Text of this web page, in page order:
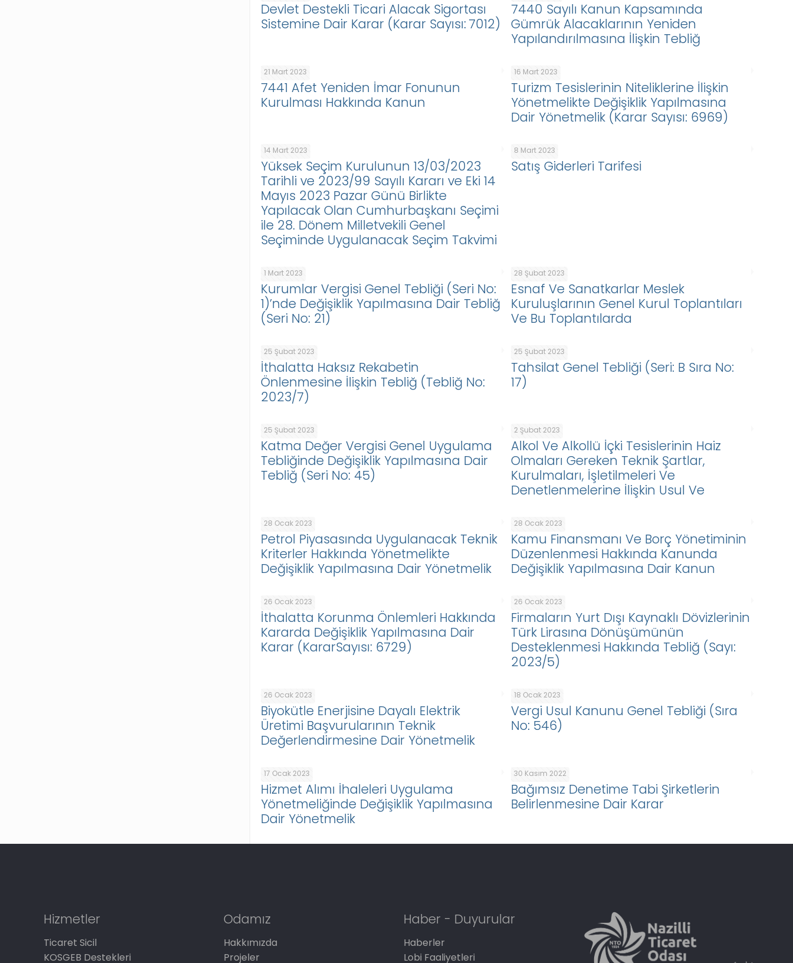
Devlet Destekli Ticari Alacak Sigortası
Sistemine Dair Karar (Karar Sayısı: 7012)
7440 Sayılı Kanun Kapsamında
Gümrük Alacaklarının Yeniden
Yapılandırılmasına İlişkin Tebliğ
21 Mart 2023
7441 Afet Yeniden İmar Fonunun
Kurulması Hakkında Kanun
16 Mart 2023
Turizm Tesislerinin Niteliklerine İlişkin
Yönetmelikte Değişiklik Yapılmasına
Dair Yönetmelik (Karar Sayısı: 6969)
14 Mart 2023
Yüksek Seçim Kurulunun 13/03/2023
Tarihli ve 2023/99 Sayılı Kararı ve Eki 14
Mayıs 2023 Pazar Günü Birlikte
Yapılacak Olan Cumhurbaşkanı Seçimi
ile 28. Dönem Milletvekili Genel
Seçiminde Uygulanacak Seçim Takvimi
8 Mart 2023
Satış Giderleri Tarifesi
1 Mart 2023
Kurumlar Vergisi Genel Tebliği (Seri No:
1)’nde Değişiklik Yapılmasına Dair Tebliğ
(Seri No: 21)
28 Şubat 2023
Esnaf Ve Sanatkarlar Meslek
Kuruluşlarının Genel Kurul Toplantıları
Ve Bu Toplantılarda
25 Şubat 2023
İthalatta Haksız Rekabetin
Önlenmesine İlişkin Tebliğ (Tebliğ No:
2023/7)
25 Şubat 2023
Tahsilat Genel Tebliği (Seri: B Sıra No:
17)
25 Şubat 2023
Katma Değer Vergisi Genel Uygulama
Tebliğinde Değişiklik Yapılmasına Dair
Tebliğ (Seri No: 45)
2 Şubat 2023
Alkol Ve Alkollü İçki Tesislerinin Haiz
Olmaları Gereken Teknik Şartlar,
Kurulmaları, İşletilmeleri Ve
Denetlenmelerine İlişkin Usul Ve
28 Ocak 2023
Petrol Piyasasında Uygulanacak Teknik
Kriterler Hakkında Yönetmelikte
Değişiklik Yapılmasına Dair Yönetmelik
28 Ocak 2023
Kamu Finansmanı Ve Borç Yönetiminin
Düzenlenmesi Hakkında Kanunda
Değişiklik Yapılmasına Dair Kanun
26 Ocak 2023
İthalatta Korunma Önlemleri Hakkında
Kararda Değişiklik Yapılmasına Dair
Karar (KararSayısı: 6729)
26 Ocak 2023
Firmaların Yurt Dışı Kaynaklı Dövizlerinin
Türk Lirasına Dönüşümünün
Desteklenmesi Hakkında Tebliğ (Sayı:
2023/5)
26 Ocak 2023
Biyokütle Enerjisine Dayalı Elektrik
Üretimi Başvurularının Teknik
Değerlendirmesine Dair Yönetmelik
18 Ocak 2023
Vergi Usul Kanunu Genel Tebliği (Sıra
No: 546)
17 Ocak 2023
Hizmet Alımı İhaleleri Uygulama
Yönetmeliğinde Değişiklik Yapılmasına
Dair Yönetmelik
30 Kasım 2022
Bağımsız Denetime Tabi Şirketlerin
Belirlenmesine Dair Karar
Hizmetler
Ticaret Sicil
KOSGEB Destekleri
Odamız
Hakkımızda
Projeler
Haber - Duyurular
Haberler
Lobi Faaliyetleri